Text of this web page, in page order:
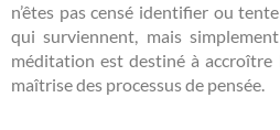
n’êtes pas censé identifier ou
qui surviennent, mais
méditation est destiné à accroître
maîtrise des processus de pensée.